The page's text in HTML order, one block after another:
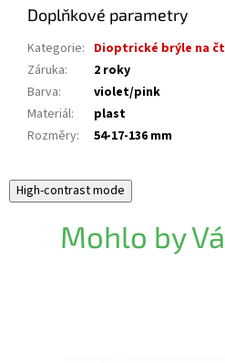
Doplňkové parametry
Kategorie: Dioptrické brýle na
Záruka:
2 roky
Barva:
violet/pink
Materiál:
plast
Rozměry: 54-17-136 mm
High-contrast mode
Mohlo by